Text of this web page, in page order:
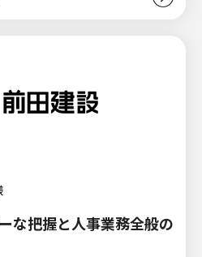
な把握と人事業務全般の